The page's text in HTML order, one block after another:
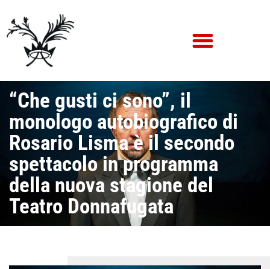
“Che gusti ci sono”, il
monologo autobiografico di
Rosario Lisma è il secondo
spettacolo in programma
della nuova stagione del
Teatro Donnafugata